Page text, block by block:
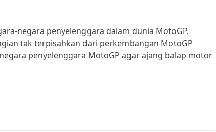
negara penyelenggara dalam dunia MotoGP.
tak terpisahkan dari perkembangan MotoGP
penyelenggara MotoGP agar ajang balap motor